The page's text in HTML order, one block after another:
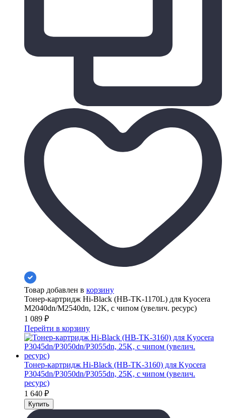
Товар добавлен в корзину
Тонер-картридж Hi-Black (HB-TK-1170L) для Kyocera
M2040dn/M2540dn, 12K, с чипом (увелич. ресурс)
1 089 ₽
Перейти в корзину
Тонер-картридж Hi-Black (HB-TK-3160) для Kyocera
P3045dn/P3050dn/P3055dn, 25K, с чипом (увелич.
ресурс)
1 640 ₽